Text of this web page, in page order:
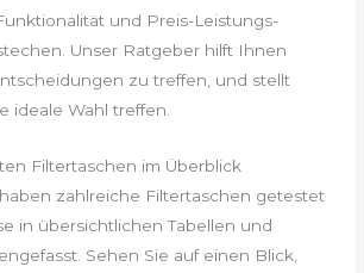
und Preis-Leistungs-
Unser Ratgeber hilft Ihnen
zu treffen, und stellt
ideale Wahl treffen.
Filtertaschen im Überblick
zahlreiche Filtertaschen getestet
in übersichtlichen Tabellen und
Sehen Sie auf einen Blick,